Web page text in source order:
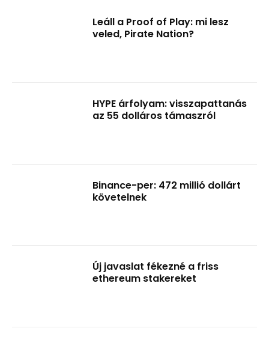
Leáll a Proof of Play: mi lesz
veled, Pirate Nation?
HYPE árfolyam: visszapattanás
az 55 dolláros támaszról
Binance-per: 472 millió dollárt
követelnek
Új javaslat fékezné a friss
ethereum stakereket